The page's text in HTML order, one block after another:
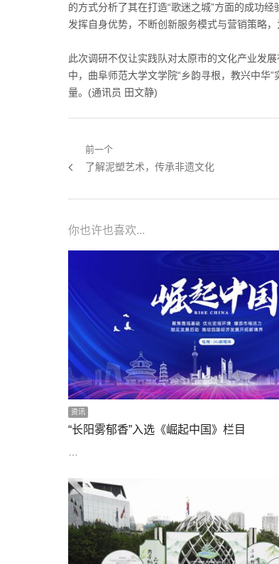
的方式分析了其在打造“歌迷之城”方面的成功
发挥自身优势，不断创新服务模式与营销策略
此次调研不仅让实践队对太原市的文化产业发
中，曲阜师范大学文学院“乡韵寻根，教兴中华
量。(通讯员 田文静)
文章导航
前一个
上一篇：
了解泥塑艺术，传承非遗文化
你也许也喜欢...
资讯
“长阳雾郁香”入选《崛起中国》栏目